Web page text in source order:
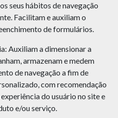
seus hábitos de navegação
Facilitam e auxiliam o
de formulários.
Auxiliam a dimensionar a
armazenam e medem
de navegação a fim de
com recomendação
do usuário no site e
e/ou serviço.